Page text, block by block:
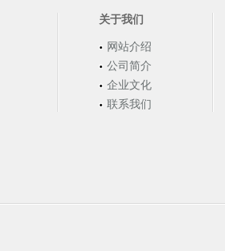
关于我们
网站介绍
公司简介
企业文化
联系我们